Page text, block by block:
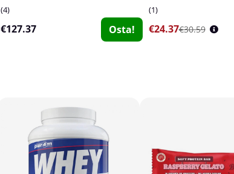
4
€127.37 Osta!
1
€24.37€30.59